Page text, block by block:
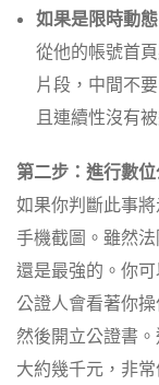
如果是限時動態
從他的帳號首
片段，中間不
且連續性沒有
第二步：進行數
如果你判斷此事
手機截圖。雖然
還是最強的。你
公證人會看著你
然後開立公證書
大約幾千元，非常